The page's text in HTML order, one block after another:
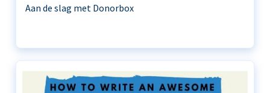
Aan de slag met Donorbox